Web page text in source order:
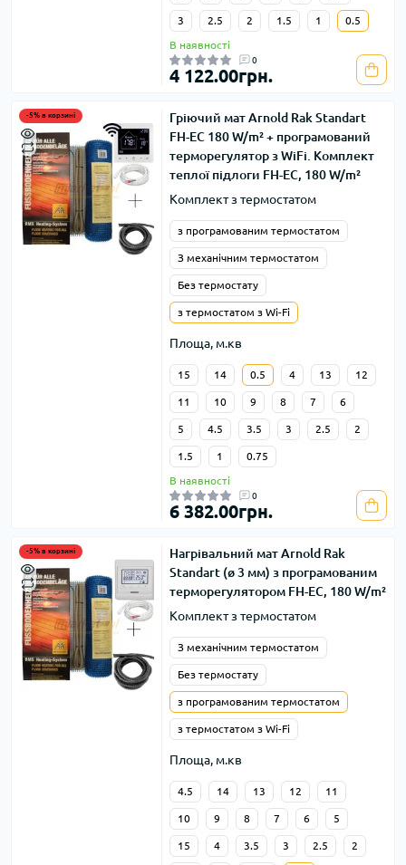
3 2.5 2 1.5 1 0.5
В наявності
0
4 122.00грн.
-5% в корзині
Гріючий мат Arnold Rak Standart
FH-EC 180 W/m² + програмований
терморегулятор з WiFi. Комплект
теплої підлоги FH-EC, 180 W/m²
Комплект з термостатом
з програмованим термостатом
З механічним термостатом
Без термостату
з термостатом з Wi-Fi
Площа, м.кв
15 14 0.5 4 13 12
11 10 9 8 7 6
5 4.5 3.5 3 2.5 2
1.5 1 0.75
В наявності
0
6 382.00грн.
-5% в корзині
Нагрівальний мат Arnold Rak
Standart (ø 3 мм) з програмованим
терморегулятором FH-EC, 180 W/m²
Комплект з термостатом
З механічним термостатом
Без термостату
з програмованим термостатом
з термостатом з Wi-Fi
Площа, м.кв
4.5 14 13 12 11
10 9 8 7 6 5
15 4 3.5 3 2.5 2